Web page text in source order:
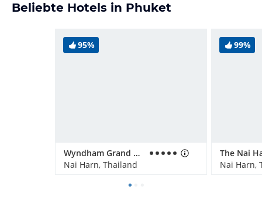
Beliebte Hotels in Phuket
95%
Wyndham Grand Nai Harn Beach Phuket
Nai Harn, Thailand
99%
Nai Harn,